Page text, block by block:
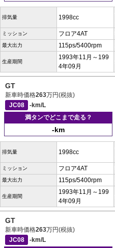
排気量 1998cc
ミッション フロア4AT
最大出力 115ps/5400rpm
生産期間
1993年11月～199
4年09月
GT
新車時価格263万円(税抜)
JC08
-km/L
満タンでどこまで走る？
-km
排気量 1998cc
ミッション フロア4AT
最大出力 115ps/5400rpm
生産期間
1993年11月～199
4年09月
GT
新車時価格263万円(税抜)
JC08
-km/L